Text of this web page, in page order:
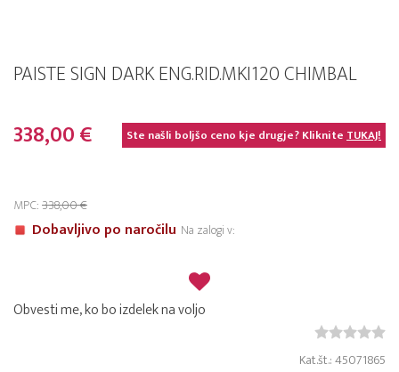
PAISTE SIGN DARK ENG.RID.MKI120 CHIMBAL
338,00 € Ste našli boljšo ceno kje drugje? KlikniteTUKAJ!
MPC:338,00 €
Dobavljivo po naročilu Na zalogi v:
Obvesti me, ko bo izdelek na voljo
Kat.št.: 45071865